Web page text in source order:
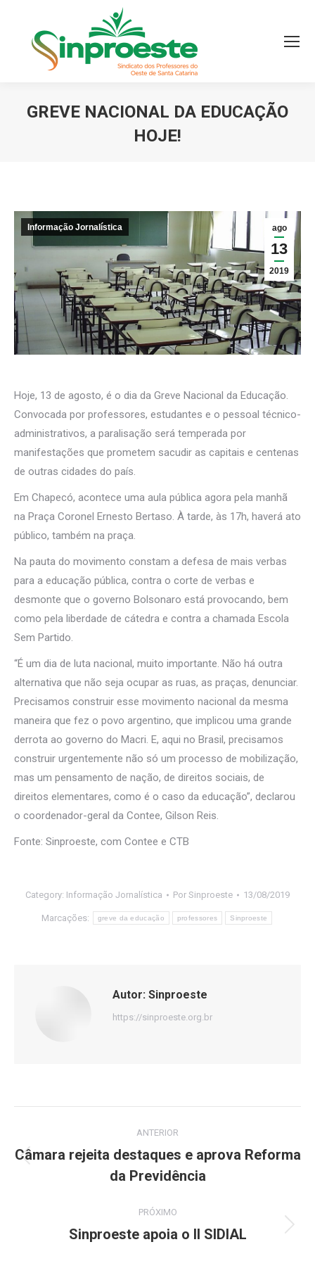
GREVE NACIONAL DA EDUCAÇÃO
HOJE!
ago
13
2019
Informação Jornalística
Hoje, 13 de agosto, é o dia da Greve Nacional da Educação.
Convocada por professores, estudantes e o pessoal técnico-
administrativos, a paralisação será temperada por
manifestações que prometem sacudir as capitais e centenas
de outras cidades do país.
Em Chapecó, acontece uma aula pública agora pela manhã
na Praça Coronel Ernesto Bertaso. À tarde, às 17h, haverá ato
público, também na praça.
Na pauta do movimento constam a defesa de mais verbas
para a educação pública, contra o corte de verbas e
desmonte que o governo Bolsonaro está provocando, bem
como pela liberdade de cátedra e contra a chamada Escola
Sem Partido.
“É um dia de luta nacional, muito importante. Não há outra
alternativa que não seja ocupar as ruas, as praças, denunciar.
Precisamos construir esse movimento nacional da mesma
maneira que fez o povo argentino, que implicou uma grande
derrota ao governo do Macri. E, aqui no Brasil, precisamos
construir urgentemente não só um processo de mobilização,
mas um pensamento de nação, de direitos sociais, de
direitos elementares, como é o caso da educação”, declarou
o coordenador-geral da Contee, Gilson Reis.
Fonte: Sinproeste, com Contee e CTB
Category: Informação Jornalística Por Sinproeste 13/08/2019
Marcações: greve da educação professores Sinproeste
Autor: Sinproeste
https://sinproeste.org.br
de
ANTERIOR
Post
anterior:
Câmara rejeita destaques e aprova Reforma
da Previdência
PRÓXIMO
Próximo
Sinproeste apoia o II SIDIAL